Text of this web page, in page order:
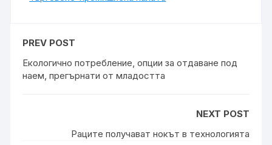
PREV POST
Екологично потребление, опции за отдаване под
наем, прегърнати от младостта
NEXT POST
Раците получават нокът в технологията